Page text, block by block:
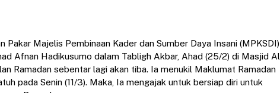
Pakar Majelis Pembinaan Kader dan Sumber Daya Insani (MPKSDI)
Afnan Hadikusumo dalam Tabligh Akbar, Ahad (25/2) di Masjid Al
Ramadan sebentar lagi akan tiba. Ia menukil Maklumat Ramadan
pada Senin (11/3). Maka, Ia mengajak untuk bersiap diri untuk